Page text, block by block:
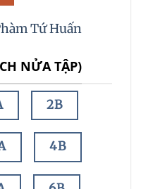
Tứ Huấn
NỬA TẬP)
2B
4B